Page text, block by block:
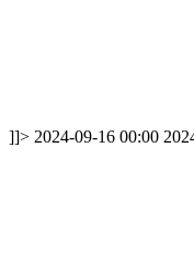
]]> 2024-09-16 00:00